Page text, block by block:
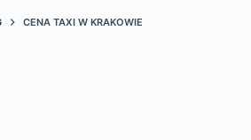
CENA TAXI W KRAKOWIE